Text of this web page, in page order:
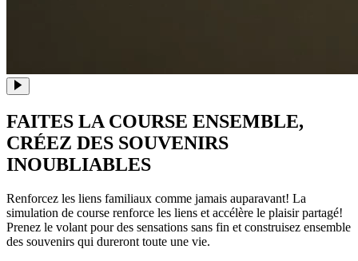
FAITES LA COURSE ENSEMBLE,
CRÉEZ DES SOUVENIRS
INOUBLIABLES
Renforcez les liens familiaux comme jamais auparavant! La
simulation de course renforce les liens et accélère le plaisir partagé!
Prenez le volant pour des sensations sans fin et construisez ensemble
des souvenirs qui dureront toute une vie.